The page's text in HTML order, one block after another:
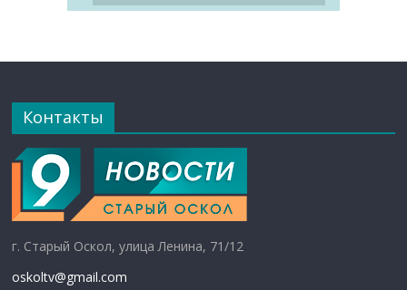
Контакты
г. Старый Оскол, улица Ленина, 71/12
oskoltv@gmail.com